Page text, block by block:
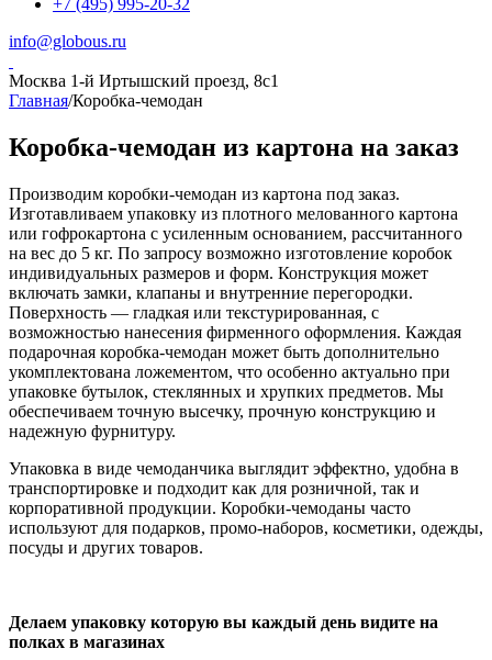
+7 (495) 995-20-32
info@globous.ru
Москва 1-й Иртышский проезд, 8с1
Главная/Коробка-чемодан
Коробка-чемодан из картона на заказ
Производим коробки-чемодан из картона под заказ.
Изготавливаем упаковку из плотного мелованного картона
или гофрокартона с усиленным основанием, рассчитанного
на вес до 5 кг. По запросу возможно изготовление коробок
индивидуальных размеров и форм. Конструкция может
включать замки, клапаны и внутренние перегородки.
Поверхность — гладкая или текстурированная, с
возможностью нанесения фирменного оформления. Каждая
подарочная коробка-чемодан может быть дополнительно
укомплектована ложементом, что особенно актуально при
упаковке бутылок, стеклянных и хрупких предметов. Мы
обеспечиваем точную высечку, прочную конструкцию и
надежную фурнитуру.
Упаковка в виде чемоданчика выглядит эффектно, удобна в
транспортировке и подходит как для розничной, так и
корпоративной продукции. Коробки-чемоданы часто
используют для подарков, промо-наборов, косметики, одежды,
посуды и других товаров.
Делаем упаковку которую вы каждый день видите на
полках в магазинах